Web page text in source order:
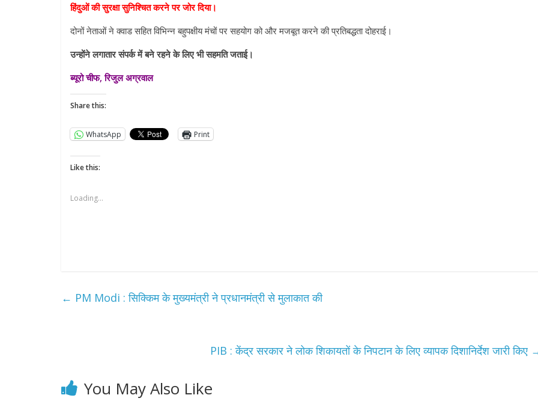
हिंदुओं की सुरक्षा सुनिश्चित करने पर जोर दिया।
दोनों नेताओं ने क्वाड सहित विभिन्‍न बहुपक्षीय मंचों पर सहयोग को और मजबूत करने की प्रतिबद्धता दोहराई।
उन्‍होंने लगातार संपर्क में बने रहने के लिए भी सहमति जताई।
ब्यूरो चीफ, रिजुल अग्रवाल
Share this:
WhatsApp Print
Like this:
Loading...
← PM Modi : सिक्किम के मुख्यमंत्री ने प्रधानमंत्री से मुलाकात की
PIB : केंद्र सरकार ने लोक शिकायतों के निपटान के लिए व्यापक दिशानिर्देश जारी किए
You May Also LikeAll Rights News
Pradesh